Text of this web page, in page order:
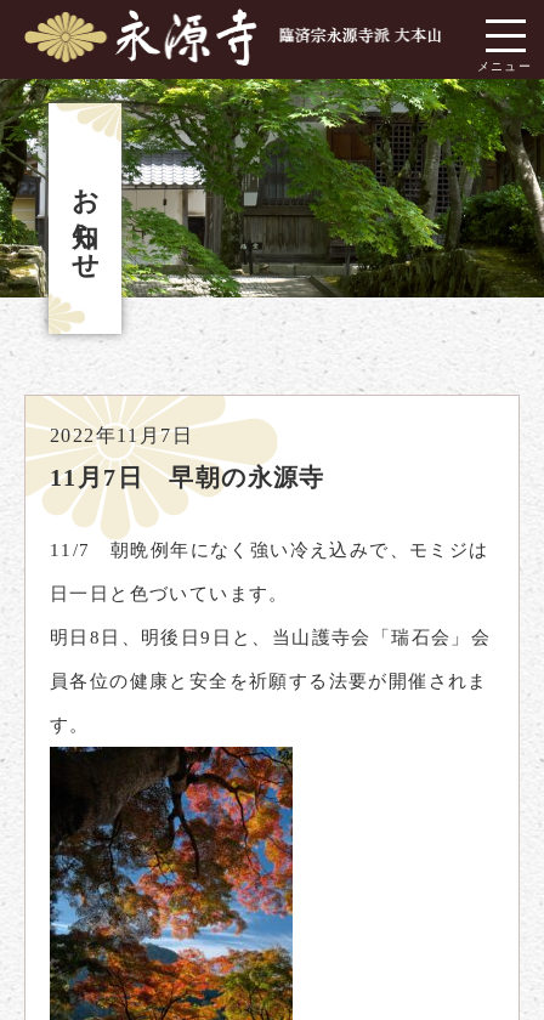
お知らせ
11月7日 早朝の永源寺
2022年11月7日
11/7 朝晩例年になく強い冷え込みで、モミジは
日一日と色づいています。
明日8日、明後日9日と、当山護寺会「瑞石会」会
員各位の健康と安全を祈願する法要が開催されま
す。